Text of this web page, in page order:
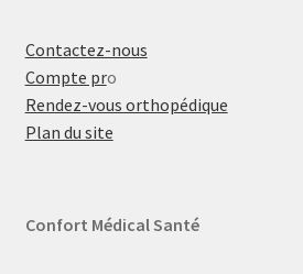
Contactez-nous
Compte pro
Rendez-vous orthopédique
Plan du site
Confort Médical Santé